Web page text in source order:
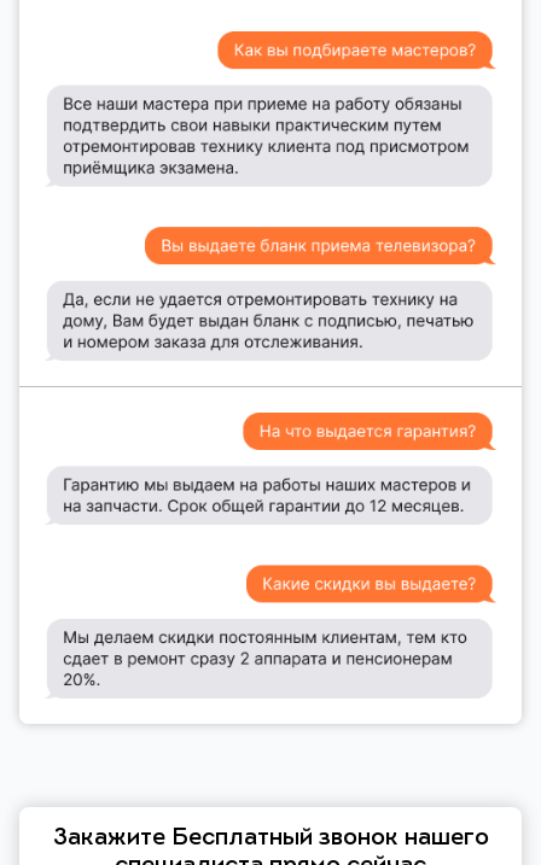
Закажите Бесплатный звонок нашего